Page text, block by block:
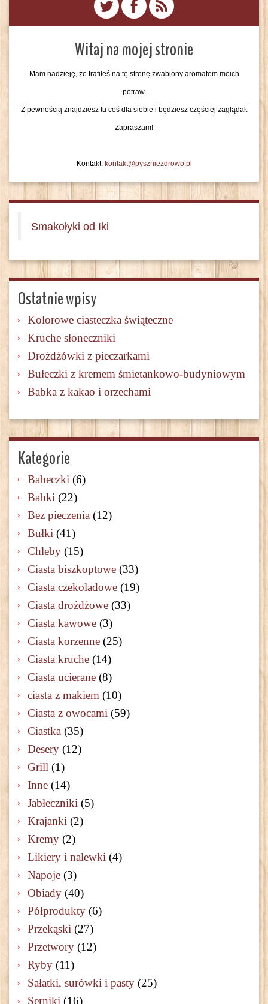
Witaj na mojej stronie
Mam nadzieję, że trafiłeś na tę stronę zwabiony aromatem moich
potraw.
Z pewnością znajdziesz tu coś dla siebie i będziesz częściej zaglądał.
Zapraszam!
Kontakt: kontakt@pyszniezdrowo.pl
Smakołyki od Iki
Ostatnie wpisy
Kolorowe ciasteczka świąteczne
Kruche słoneczniki
Drożdżówki z pieczarkami
Bułeczki z kremem śmietankowo-budyniowym
Babka z kakao i orzechami
Kategorie
Babeczki (6)
Babki (22)
Bez pieczenia (12)
Bułki (41)
Chleby (15)
Ciasta biszkoptowe (33)
Ciasta czekoladowe (19)
Ciasta drożdżowe (33)
Ciasta kawowe (3)
Ciasta korzenne (25)
Ciasta kruche (14)
Ciasta ucierane (8)
ciasta z makiem (10)
Ciasta z owocami (59)
Ciastka (35)
Desery (12)
Grill (1)
Inne (14)
Jabłeczniki (5)
Krajanki (2)
Kremy (2)
Likiery i nalewki (4)
Napoje (3)
Obiady (40)
Półprodukty (6)
Przekąski (27)
Przetwory (12)
Ryby (11)
Sałatki, surówki i pasty (25)
Serniki (16)